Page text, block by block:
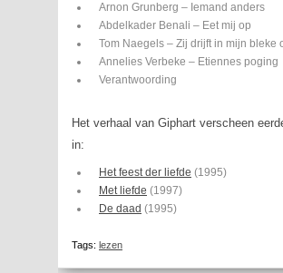
Arnon Grunberg – Iemand anders
Abdelkader Benali – Eet mij op
Tom Naegels – Zij drijft in mijn bleke
Annelies Verbeke – Etiennes poging
Verantwoording
Het verhaal van Giphart verscheen
in:
Het feest der liefde (1995)
Met liefde (1997)
De daad (1995)
Tags: lezen